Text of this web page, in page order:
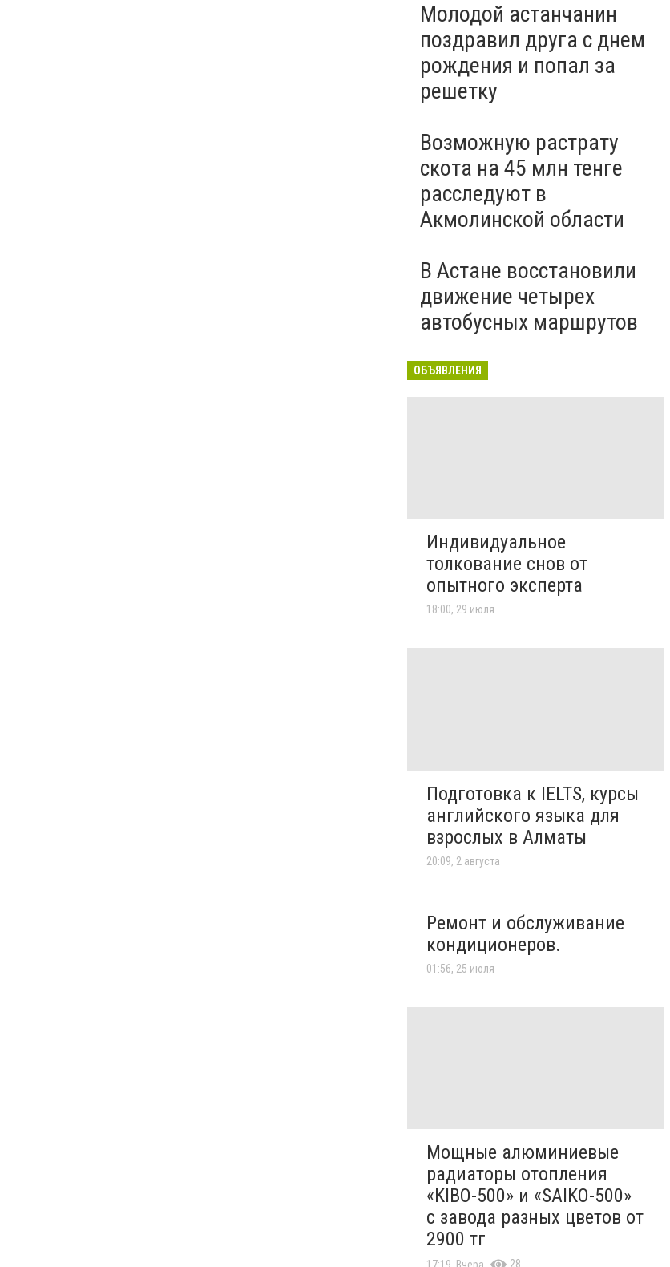
Молодой астанчанин
поздравил друга с днем
рождения и попал за
решетку
Возможную растрату
скота на 45 млн тенге
расследуют в
Акмолинской области
В Астане восстановили
движение четырех
автобусных маршрутов
ОБЪЯВЛЕНИЯ
Индивидуальное
толкование снов от
опытного эксперта
18:00, 29 июля
Подготовка к IELTS, курсы
английского языка для
взрослых в Алматы
20:09, 2 августа
Ремонт и обслуживание
кондиционеров.
01:56, 25 июля
Мощные алюминиевые
радиаторы отопления
«KIBO-500» и «SAIKO-500»
с завода разных цветов от
2900 тг
28